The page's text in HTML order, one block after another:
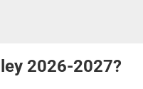
2026-2027?